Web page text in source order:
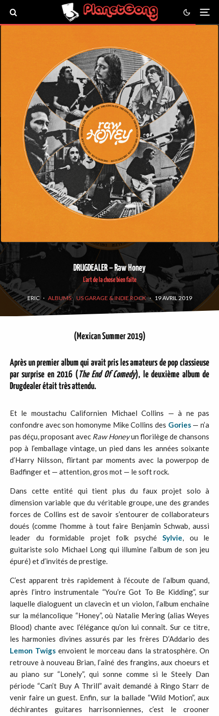
DRUGDEALER – Raw Honey
L'art de la chose bien faite
ERIC · ALBUMS US GARAGE & INDIE ROCK · 19 AVRIL 2019
(Mexican Summer 2019)
Après un premier album qui avait pris les amateurs de pop classieuse
par surprise en 2016 (The End Of Comedy), le deuxième album de
Drugdealer était très attendu.
Et le moustachu Californien Michael Collins — à ne pas
confondre avec son homonyme Mike Collins des Gories— n’a
pas déçu, proposant avec Raw Honeyun florilège de chansons
pop à l’emballage vintage, un pied dans les années soixante
d’Harry Nilsson, flirtant par moments avec la powerpop de
Badfinger et — attention, gros mot — le soft rock.
Dans cette entité qui tient plus du faux projet solo à
dimension variable que du véritable groupe, une des grandes
forces de Collins est de savoir s’entourer de collaborateurs
doués (comme l’homme à tout faire Benjamin Schwab, aussi
leader du formidable projet folk psyché Sylvie, ou le
guitariste solo Michael Long qui illumine l’album de son jeu
épuré) et d’invités de prestige.
C’est apparent très rapidement à l’écoute de l’album quand,
après l’intro instrumentale “You’re Got To Be Kidding”, sur
laquelle dialoguent un clavecin et un violon, l’album enchaîne
sur la mélancolique “Honey”, où Natalie Mering (alias Weyes
Blood) chante avec l’élégance qu’on lui connaît. Sur ce titre,
les harmonies divines assurés par les frères D’Addario des
Lemon Twigsenvoient le morceau dans la stratosphère. On
retrouve à nouveau Brian, l’aîné des frangins, aux choeurs et
au piano sur “Lonely”, qui sonne comme si le Steely Dan
période “Can’t Buy A Thrill” avait demandé à Ringo Starr de
venir faire un guest. Enfin, sur la ballade “Wild Motion”, aux
déchirantes guitares harrisonniennes, c’est le crooner